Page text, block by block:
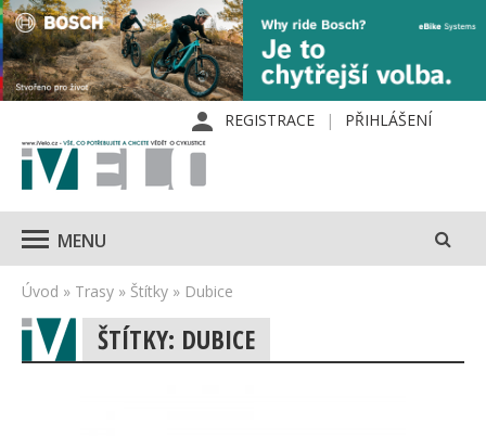
REGISTRACE PŘIHLÁŠENÍ
MENU
Úvod » Trasy » Štítky » Dubice
ŠTÍTKY: DUBICE